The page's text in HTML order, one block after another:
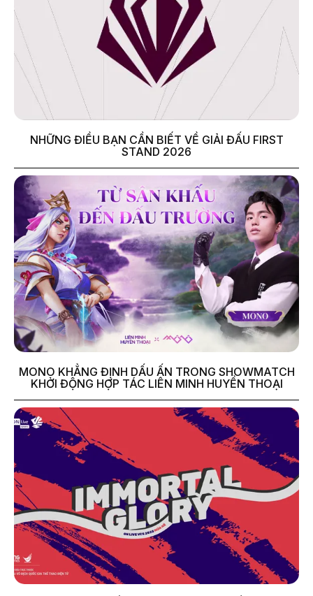
NHỮNG ĐIỀU BẠN CẦN BIẾT VỀ GIẢI ĐẤU FIRST
STAND 2026
MONO KHẲNG ĐỊNH DẤU ẤN TRONG SHOWMATCH
KHỞI ĐỘNG HỢP TÁC LIÊN MINH HUYỀN THOẠI